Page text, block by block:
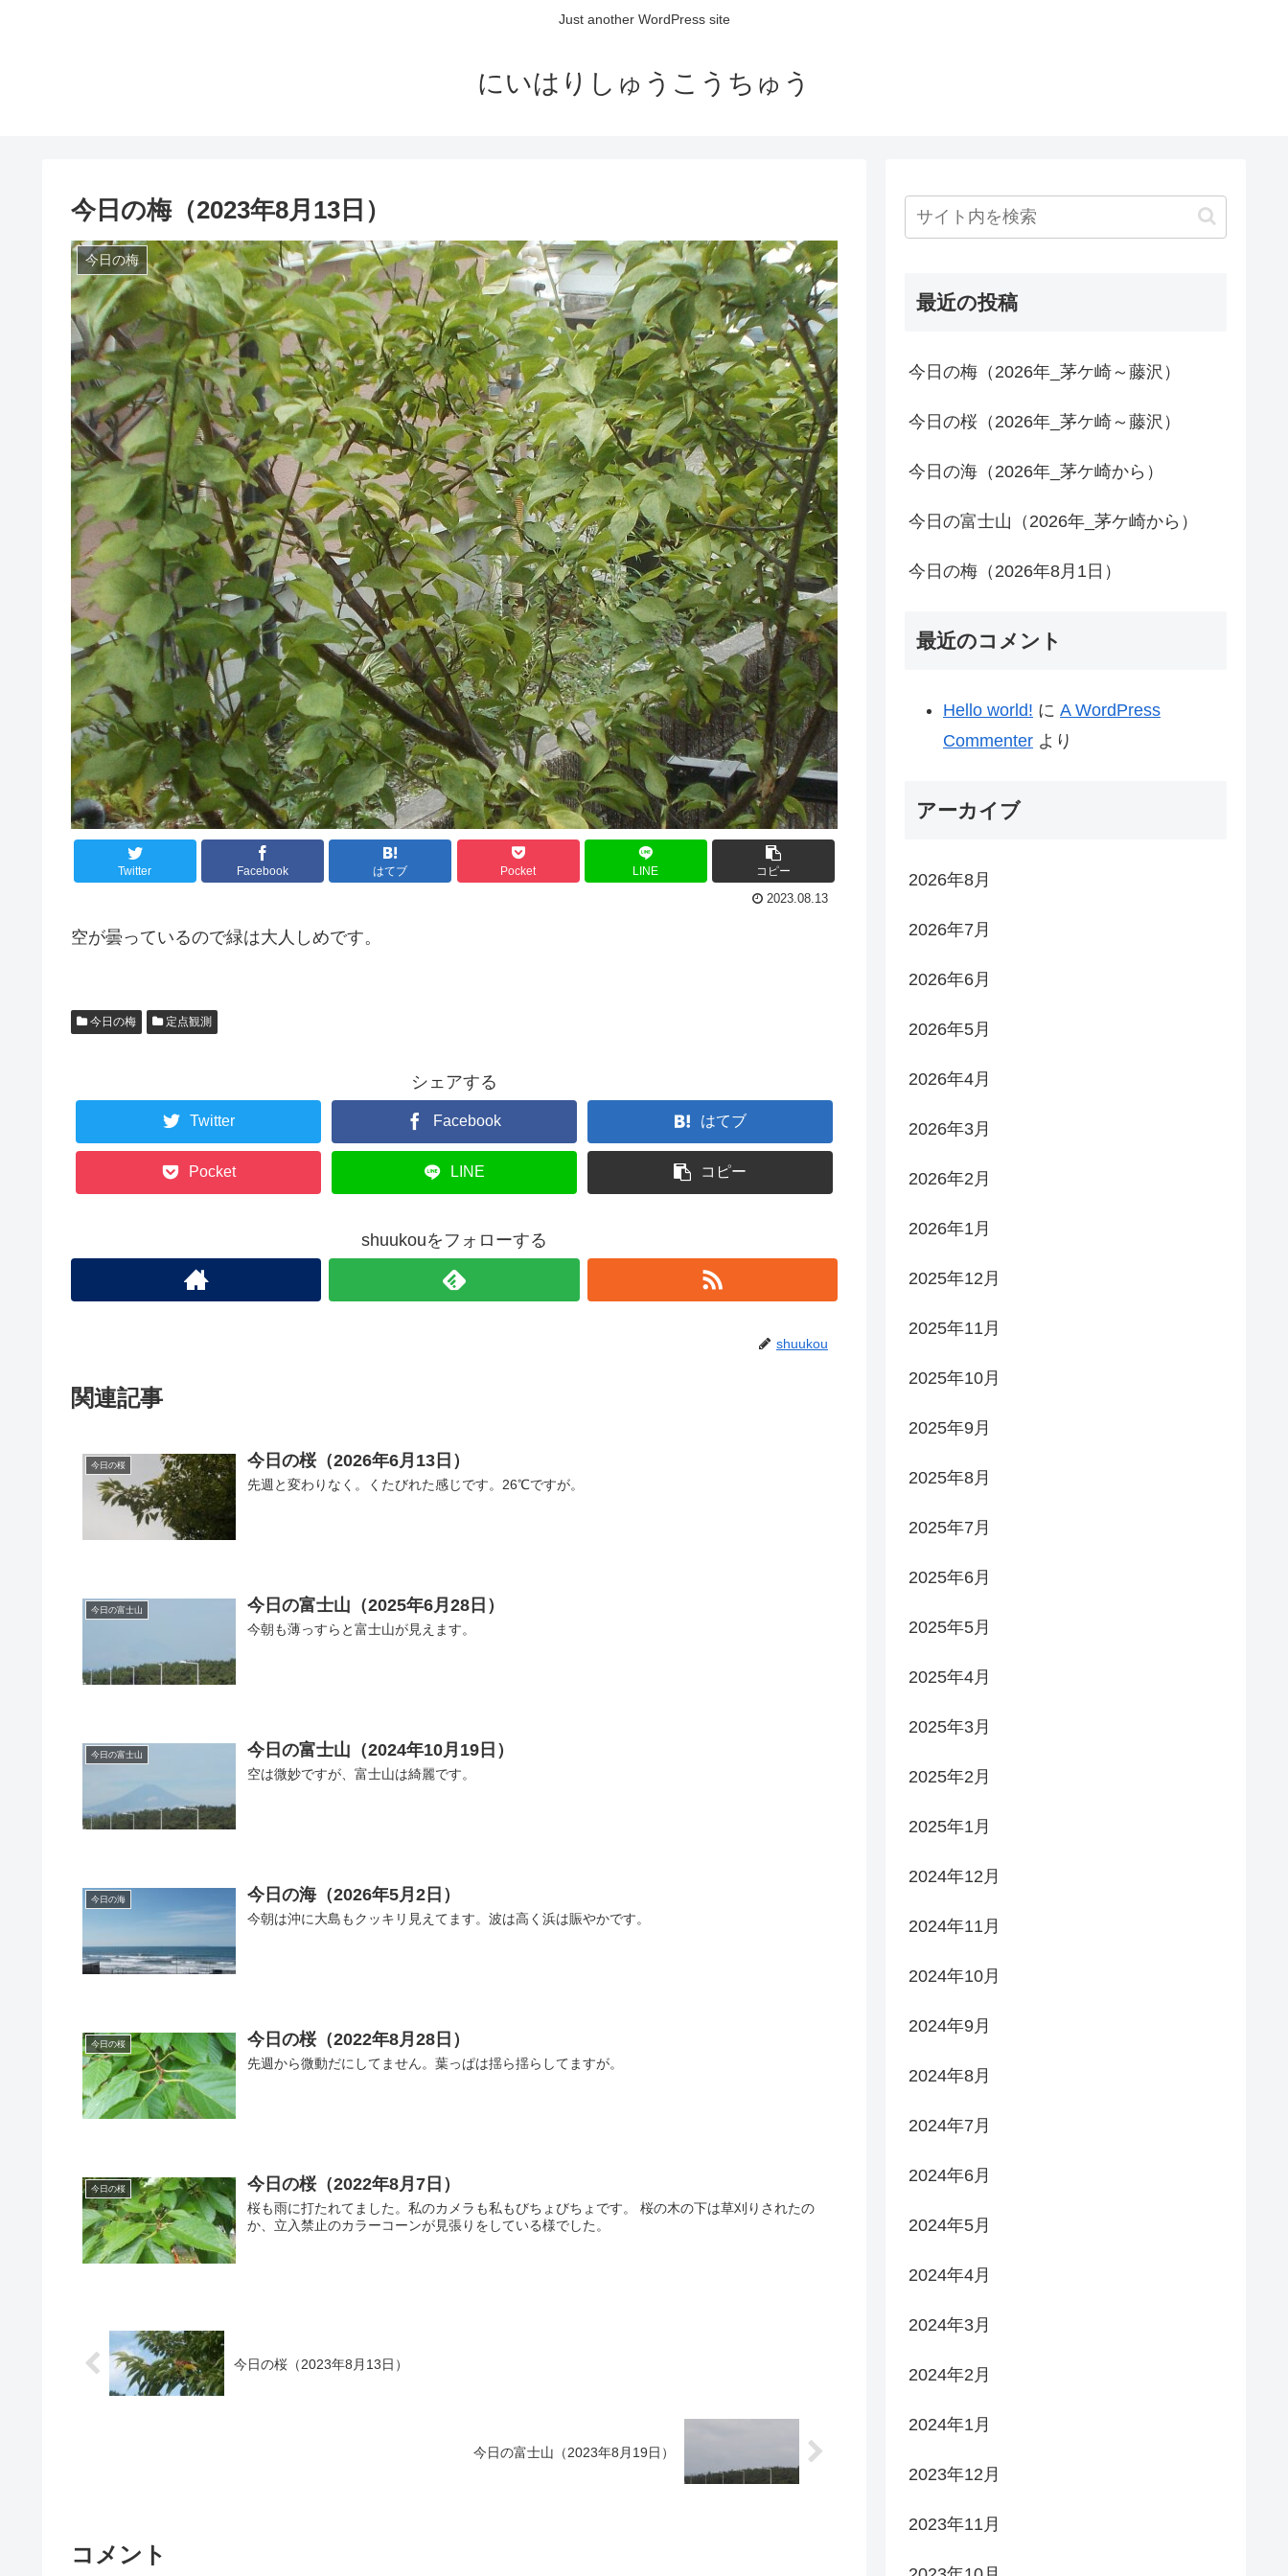
Just another WordPress site
にいはりしゅうこうちゅう
今日の梅（2023年8月13日）
今日の梅
Twitter Facebook はてブ Pocket LINE コピー
2023.08.13
空が曇っているので緑は大人しめです。
今日の梅 定点観測
シェアする
Twitter Facebook はてブ
Pocket LINE コピー
shuukouをフォローする
shuukou
関連記事
今日の桜 今日の桜（2026年6月13日）
先週と変わりなく。くたびれた感じです。26℃ですが。
今日の富士山 今日の富士山（2025年6月28日）
今朝も薄っすらと富士山が見えます。
今日の富士山 今日の富士山（2024年10月19日）
空は微妙ですが、富士山は綺麗です。
今日の海 今日の海（2026年5月2日）
今朝は沖に大島もクッキリ見えてます。波は高く浜は賑やかです。
今日の桜 今日の桜（2022年8月28日）
先週から微動だにしてません。葉っぱは揺ら揺らしてますが。
今日の桜 今日の桜（2022年8月7日）
桜も雨に打たれてました。私のカメラも私もびちょびちょです。 桜の木の下は草刈りされたの
か、立入禁止のカラーコーンが見張りをしている様でした。
今日の桜（2023年8月13日）
今日の富士山（2023年8月19日）
コメント
最近の投稿
今日の梅（2026年_茅ケ崎～藤沢）
今日の桜（2026年_茅ケ崎～藤沢）
今日の海（2026年_茅ケ崎から）
今日の富士山（2026年_茅ケ崎から）
今日の梅（2026年8月1日）
最近のコメント
Hello world! に A WordPress
Commenter より
アーカイブ
2026年8月
2026年7月
2026年6月
2026年5月
2026年4月
2026年3月
2026年2月
2026年1月
2025年12月
2025年11月
2025年10月
2025年9月
2025年8月
2025年7月
2025年6月
2025年5月
2025年4月
2025年3月
2025年2月
2025年1月
2024年12月
2024年11月
2024年10月
2024年9月
2024年8月
2024年7月
2024年6月
2024年5月
2024年4月
2024年3月
2024年2月
2024年1月
2023年12月
2023年11月